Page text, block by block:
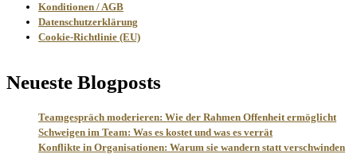
Konditionen / AGB
Datenschutzerklärung
Cookie-Richtlinie (EU)
Neueste Blogposts
Teamgespräch moderieren: Wie der Rahmen Offenheit ermöglicht
Schweigen im Team: Was es kostet und was es verrät
Konflikte in Organisationen: Warum sie wandern statt verschwinden